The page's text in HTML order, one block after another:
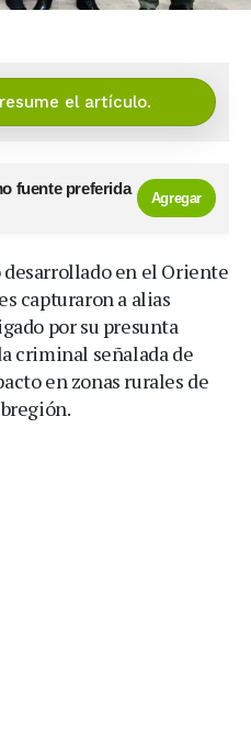
el artículo.
fuente preferida
Agregar
en el Oriente
capturaron a alias
por su presunta
criminal señalada de
en zonas rurales de